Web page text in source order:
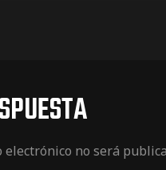
electrónico no será